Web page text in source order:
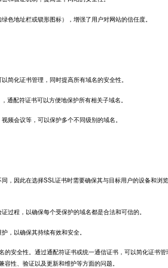
色地址栏或锁形图标），增强了用户对网站的信任度。
简化证书管理，同时提高所有域名的安全性。
通配符证书可以方便地保护所有相关子域名。
频会议等，可以保护多个不同级别的域名。
，因此在选择SSL证书时需要确保其与目标用户的设备和浏
过程，以确保每个受保护的域名都是合法和可信的。
，以确保其持续有效和安全。
的安全性。通过通配符证书或统一通信证书，可以简化证书管
性、验证以及更新和维护等方面的问题。